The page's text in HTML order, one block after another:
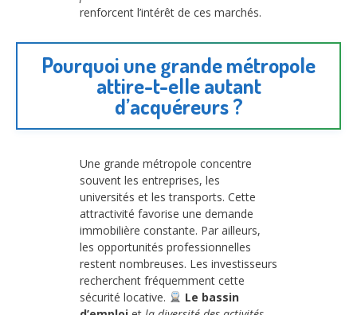
renforcent l’intérêt de ces marchés.
Pourquoi une grande métropole
attire-t-elle autant
d’acquéreurs ?
Une grande métropole concentre
souvent les entreprises, les
universités et les transports. Cette
attractivité favorise une demande
immobilière constante. Par ailleurs,
les opportunités professionnelles
restent nombreuses. Les investisseurs
recherchent fréquemment cette
sécurité locative.
Le bassin